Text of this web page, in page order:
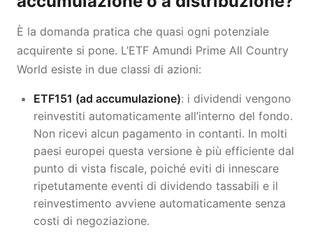
È la domanda pratica che quasi ogni potenziale
acquirente si pone. L’ETF Amundi Prime All Country
World esiste in due classi di azioni:
ETF151 (ad accumulazione): i dividendi vengono
reinvestiti automaticamente all’interno del fondo.
Non ricevi alcun pagamento in contanti. In molti
paesi europei questa versione è più efficiente dal
punto di vista fiscale, poiché eviti di innescare
ripetutamente eventi di dividendo tassabili e il
reinvestimento avviene automaticamente senza
costi di negoziazione.